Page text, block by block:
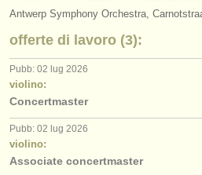
Antwerp Symphony Orchestra,
offerte di lavoro (3):
Pubb: 02 lug 2026
violino:
Concertmaster
Pubb: 02 lug 2026
violino:
Associate concertmaster